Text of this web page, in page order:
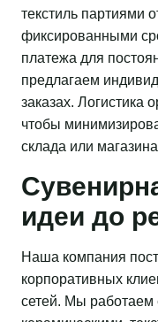
текстиль партиями
фиксированными
платежа для
предлагаем
заказах. Логистика
чтобы
склада или
идеи до
Наша компания
корпоративных
сетей. Мы работаем